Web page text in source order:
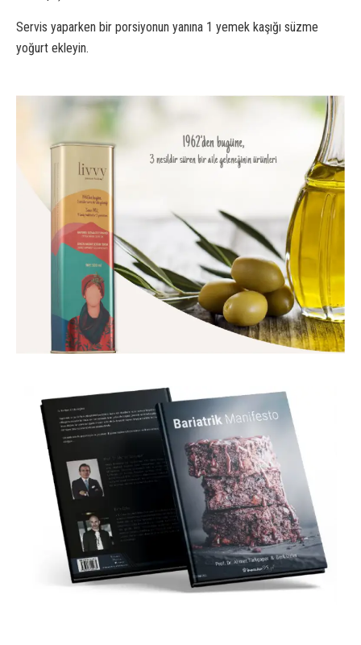
Servis yaparken bir porsiyonun yanına 1 yemek kaşığı süzme
yoğurt ekleyin.